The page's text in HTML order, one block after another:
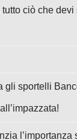
ciò che devi
gli sportelli
l’importanza